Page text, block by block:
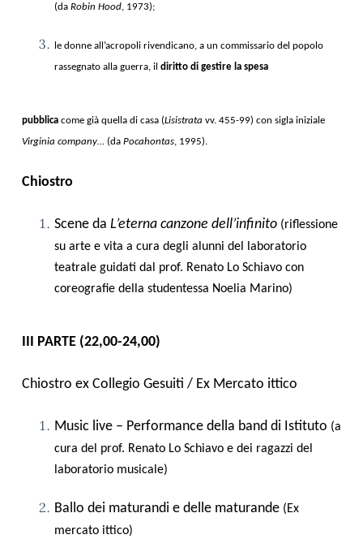
(da Robin Hood, 1973);
le donne all’acropoli rivendicano, a un commissario del popolo
rassegnato alla guerra, il diritto di gestire la spesa
pubblica come già quella di casa (Lisistrata vv. 455-99) con sigla iniziale
Virginia company… (da Pocahontas, 1995).
Chiostro
Scene da L’eterna canzone dell’infinito (riflessione
su arte e vita a cura degli alunni del laboratorio
teatrale guidati dal prof. Renato Lo Schiavo con
coreografie della studentessa Noelia Marino)
III PARTE (22,00-24,00)
Chiostro ex Collegio Gesuiti / Ex Mercato ittico
Music live – Performance della band di Istituto (a
cura del prof. Renato Lo Schiavo e dei ragazzi del
laboratorio musicale)
Ballo dei maturandi e delle maturande (Ex
mercato ittico)